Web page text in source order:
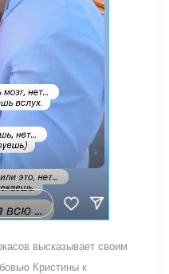
высказывает своим
Кристины к